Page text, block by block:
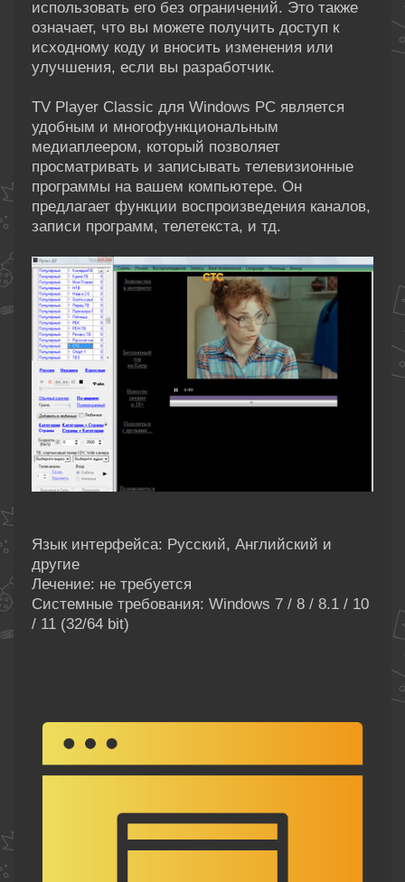
использовать его без ограничений. Это также
означает, что вы можете получить доступ к
исходному коду и вносить изменения или
улучшения, если вы разработчик.
TV Player Classic для Windows PC является
удобным и многофункциональным
медиаплеером, который позволяет
просматривать и записывать телевизионные
программы на вашем компьютере. Он
предлагает функции воспроизведения каналов,
записи программ, телетекста, и тд.
Язык интерфейса: Русский, Английский и
другие
Лечение: не требуется
Системные требования: Windows 7 / 8 / 8.1 / 10
/ 11 (32/64 bit)